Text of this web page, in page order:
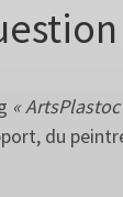
« ArtsPlastoc
du